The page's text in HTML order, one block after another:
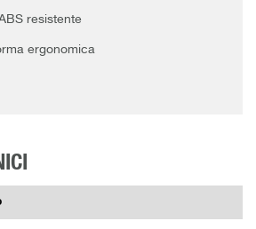
resistente
ergonomica